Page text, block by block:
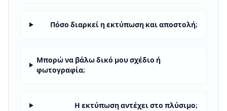
Πόσο διαρκεί η εκτύπωση και αποστολή;
Μπορώ να βάλω δικό μου σχέδιο ή
φωτογραφία;
Η εκτύπωση αντέχει στο πλύσιμο;